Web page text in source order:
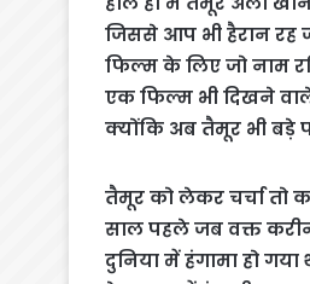
जिससे आप भी हैरान
फिल्म के लिए जो नाम
एक फिल्म भी दिखने
क्योंकि अब तैमूर भी बड़े
तैमूर को लेकर चर्चा तो
साल पहले जब वक्त
दुनिया में हंगामा हो